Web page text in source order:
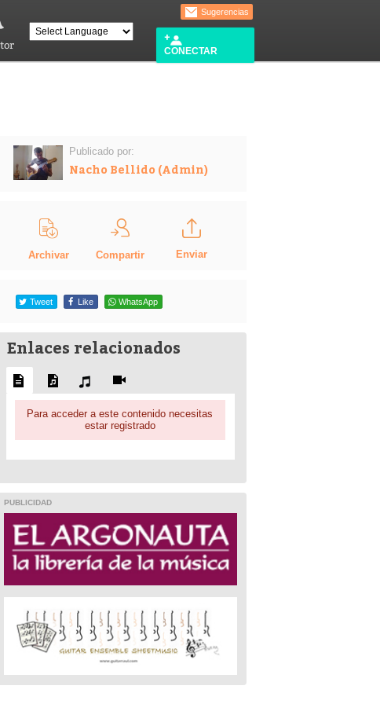
Sugerencias
CONECTAR
Publicado por:
Nacho Bellido (Admin)
Archivar Compartir Enviar
Tweet Like WhatsApp
Enlaces relacionados
Para acceder a este contenido necesitas
estar registrado
PUBLICIDAD